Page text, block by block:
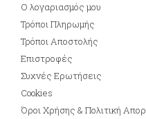
Ο λογαριασμός μου
Τρόποι Πληρωμής
Τρόποι Αποστολής
Επιστροφές
Συχνές Ερωτήσεις
Cookies
Όροι Χρήσης & Πολιτική